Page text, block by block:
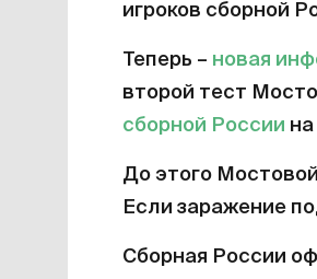
игроков сборной
Теперь – новая
второй тест
сборной России на
До этого
Если заражение
Сборная России